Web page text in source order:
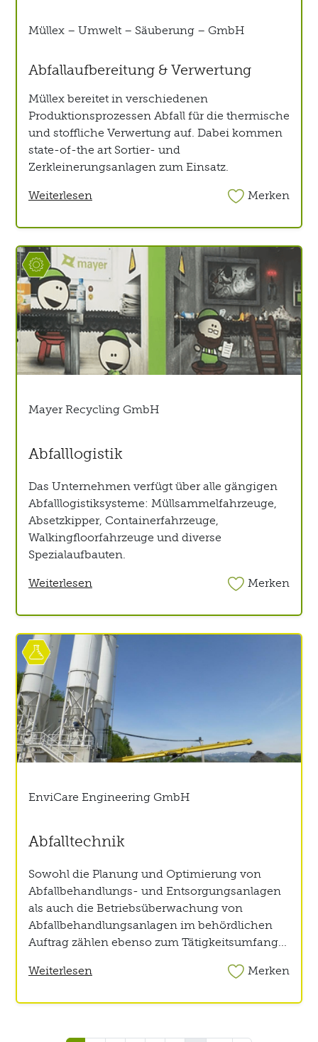
Müllex – Umwelt – Säuberung – GmbH
Abfallaufbereitung & Verwertung
Müllex bereitet in verschiedenen
Produktionsprozessen Abfall für die thermische
und stoffliche Verwertung auf. Dabei kommen
state-of-the art Sortier- und
Zerkleinerungsanlagen zum Einsatz.
Weiterlesen
Merken
Mayer Recycling GmbH
Abfalllogistik
Das Unternehmen verfügt über alle gängigen
Abfalllogistiksysteme: Müllsammelfahrzeuge,
Absetzkipper, Containerfahrzeuge,
Walkingfloorfahrzeuge und diverse
Spezialaufbauten.
Weiterlesen
Merken
EnviCare Engineering GmbH
Abfalltechnik
Sowohl die Planung und Optimierung von
Abfallbehandlungs- und Entsorgungsanlagen
als auch die Betriebsüberwachung von
Abfallbehandlungsanlagen im behördlichen
Auftrag zählen ebenso zum Tätigkeitsumfang...
Weiterlesen
Merken